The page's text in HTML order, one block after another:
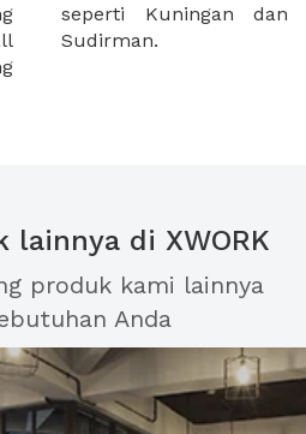
Sudirman.
lainnya di XWORK
produk kami lainnya
Anda